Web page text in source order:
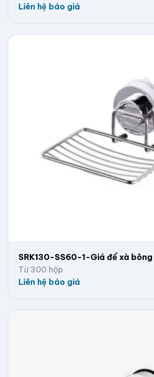
Liên hệ báo giá
SRK130-SS60-1-Giá để xà bông
Từ 300 hộp
Liên hệ báo giá